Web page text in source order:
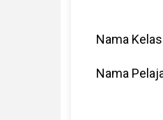
Nama Kelas
Nama